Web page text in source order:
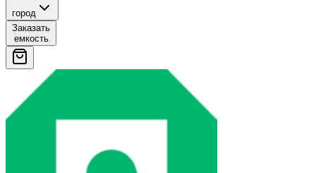
город
Заказать
емкость